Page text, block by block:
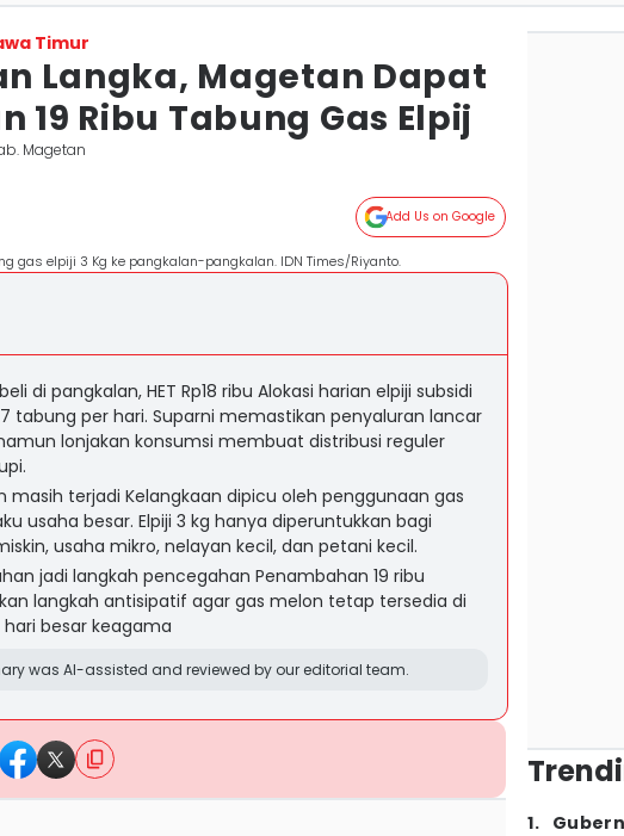
Timur
Langka, Magetan Dapat
19 Ribu Tabung Gas Elpij
Magetan
Add Us on Google
gas elpiji 3 Kg ke pangkalan-pangkalan. IDN Times/Riyanto.
di pangkalan, HET Rp18 ribu Alokasi harian elpiji subsidi
tabung per hari. Suparni memastikan penyaluran lancar
lonjakan konsumsi membuat distribusi reguler
masih terjadi Kelangkaan dipicu oleh penggunaan gas
usaha besar. Elpiji 3 kg hanya diperuntukkan bagi
usaha mikro, nelayan kecil, dan petani kecil.
jadi langkah pencegahan Penambahan 19 ribu
langkah antisipatif agar gas melon tetap tersedia di
besar keagama
was AI-assisted and reviewed by our editorial team.
1.